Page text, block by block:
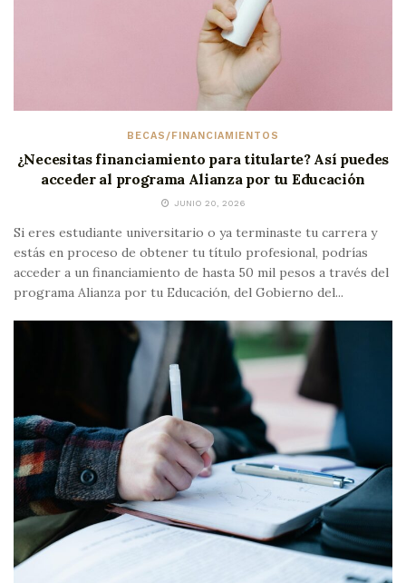
BECAS/FINANCIAMIENTOS
¿Necesitas financiamiento para titularte? Así puedes
acceder al programa Alianza por tu Educación
JUNIO 20, 2026
Si eres estudiante universitario o ya terminaste tu carrera y
estás en proceso de obtener tu título profesional, podrías
acceder a un financiamiento de hasta 50 mil pesos a través del
programa Alianza por tu Educación, del Gobierno del...